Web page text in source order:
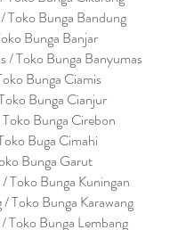
Toko Bunga Bandung
Bunga Banjar
/ Toko Bunga Banyumas
Bunga Ciamis
Bunga Cianjur
Bunga Cirebon
Buga Cimahi
Bunga Garut
Toko Bunga Kuningan
Toko Bunga Karawang
Toko Bunga Lembang